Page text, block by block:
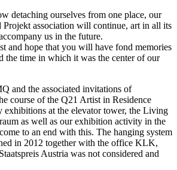
detaching ourselves from one place, our
Projekt association will continue, art in all its
us in the future.
and hope that you will have fond memories
the time in which it was the center of our
and the associated invitations of
course of the Q21 Artist in Residence
exhibitions at the elevator tower, the Living
as well as our exhibition activity in the
to an end with this. The hanging system
in 2012 together with the office KLK,
Austria was not considered and